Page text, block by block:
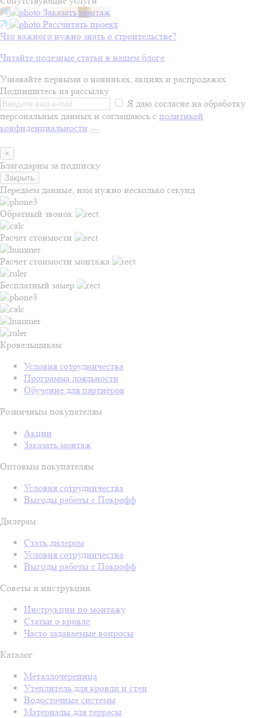
Заказать монтаж
Рассчитать проект
Что важного нужно знать о строительстве?
Читайте полезные статьи в нашем блоге
Узнавайте первыми о новинках, акциях и распродажах
Подпишитесь на рассылку
Я даю согласие на обработку
персональных данных и соглашаюсь с политикой
конфиденциальности
×
Благодарим за подписку
Закрыть
Передаем данные, нам нужно несколько секунд
Обратный звонок
Расчет стоимости
Расчет стоимости монтажа
Бесплатный замер
Кровельщикам
Условия сотрудничества
Программа лояльности
Обучение для партнёров
Розничным покупателям
Акции
Заказать монтаж
Оптовым покупателям
Условия сотрудничества
Выгоды работы с Покрофф
Дилерам
Стать дилером
Условия сотрудничества
Выгоды работы с Покрофф
Советы и инструкции
Инструкции по монтажу
Статьи о кровле
Часто задаваемые вопросы
Каталог
Металлочерепица
Утеплитель для кровли и стен
Водосточные системы
Материалы для террасы